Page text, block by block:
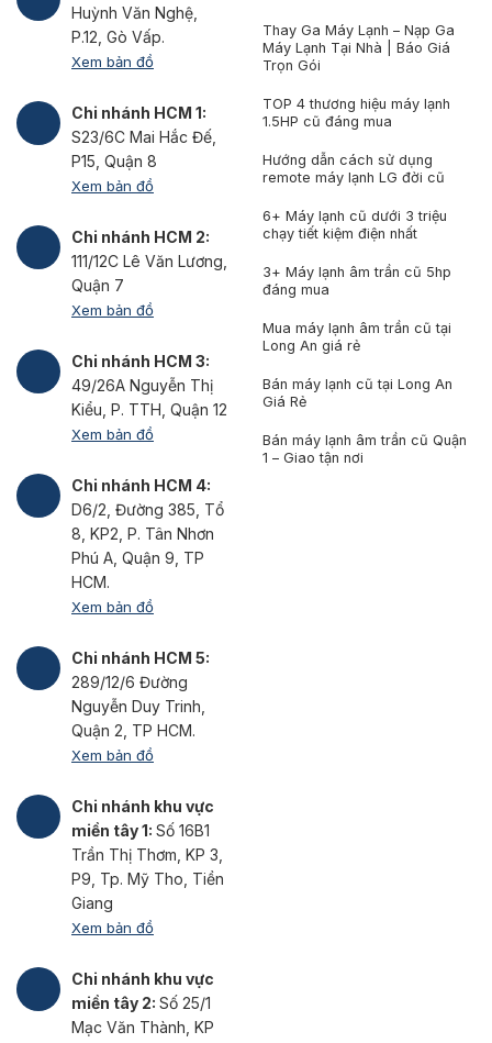
Huỳnh Văn Nghệ,
P.12, Gò Vấp.
Xem bản đồ
Chi nhánh HCM 1:
S23/6C Mai Hắc Đế,
P15, Quận 8
Xem bản đồ
Chi nhánh HCM 2:
111/12C Lê Văn Lương,
Quận 7
Xem bản đồ
Chi nhánh HCM 3:
49/26A Nguyễn Thị
Kiểu, P. TTH, Quận 12
Xem bản đồ
Chi nhánh HCM 4:
D6/2, Đường 385, Tổ
8, KP2, P. Tân Nhơn
Phú A, Quận 9, TP
HCM.
Xem bản đồ
Chi nhánh HCM 5:
289/12/6 Đường
Nguyễn Duy Trinh,
Quận 2, TP HCM.
Xem bản đồ
Chi nhánh khu vực
miền tây 1: Số 16B1
Trần Thị Thơm, KP 3,
P9, Tp. Mỹ Tho, Tiền
Giang
Xem bản đồ
Chi nhánh khu vực
miền tây 2: Số 25/1
Mạc Văn Thành, KP
Thay Ga Máy Lạnh – Nạp Ga
Máy Lạnh Tại Nhà | Báo Giá
Trọn Gói
TOP 4 thương hiệu máy lạnh
1.5HP cũ đáng mua
Hướng dẫn cách sử dụng
remote máy lạnh LG đời cũ
6+ Máy lạnh cũ dưới 3 triệu
chạy tiết kiệm điện nhất
3+ Máy lạnh âm trần cũ 5hp
đáng mua
Mua máy lạnh âm trần cũ tại
Long An giá rẻ
Bán máy lạnh cũ tại Long An
Giá Rẻ
Bán máy lạnh âm trần cũ Quận
1 – Giao tận nơi